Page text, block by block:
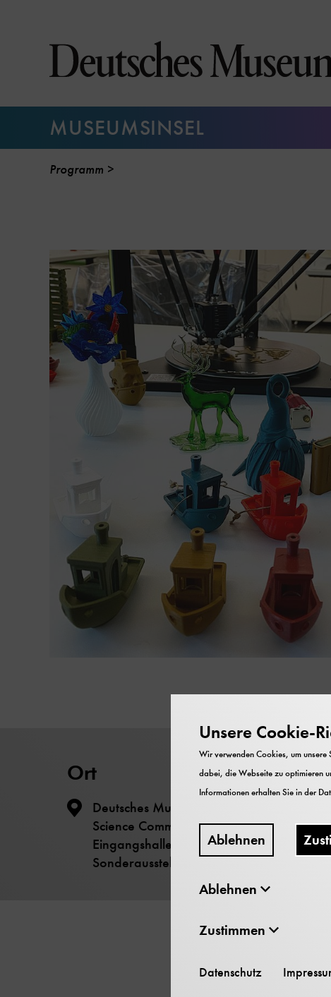
Seiteninhalt
MUSEUMSINSEL
Programm
Ort
Deutsches Museum - Museumsinsel -
Science Communication Lab
Eingangshalle -1, hinter der
Sonderausstellung
Im Science
Unsere Cookie-
Wir verwenden Cookies, um unsere
dabei, die Webseite zu optimieren
Informationen erhalten Sie in der
Ablehnen
Ablehnen
Zustimmen
Datenschutz